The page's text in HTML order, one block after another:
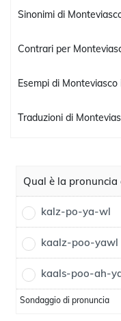
Sinonimi di
Contrari per
Esempi di
Traduzioni di
Qual è la pronuncia
kalz-po-ya-wl
kaalz-poo-yawl
kaals-poo-ah-
Sondaggio di pronuncia